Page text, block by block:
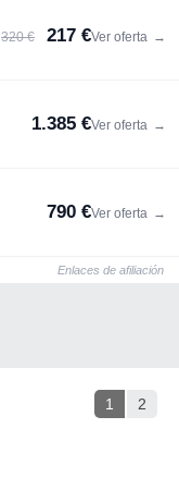
320 € 217 €Ver oferta →
1.385 €Ver oferta →
790 €Ver oferta →
Enlaces de afiliación
1 2